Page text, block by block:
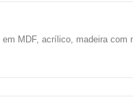
em MDF, acrílico, madeira